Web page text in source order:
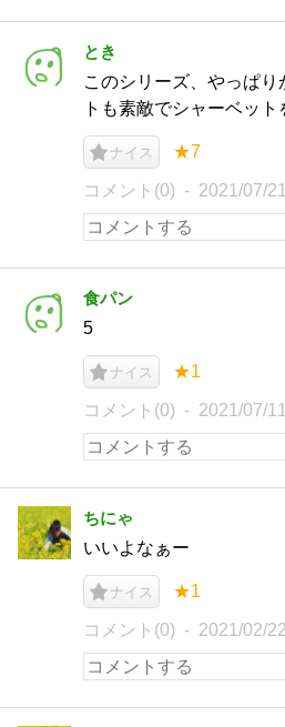
とき
このシリーズ、やっぱ
トも素敵でシャーベット
ナイス ★7
コメント(0) 2021/07/21
食パン
5
ナイス ★1
コメント(0) 2021/07/11
ちにゃ
いいよなぁー
ナイス ★1
コメント(0) 2021/02/22